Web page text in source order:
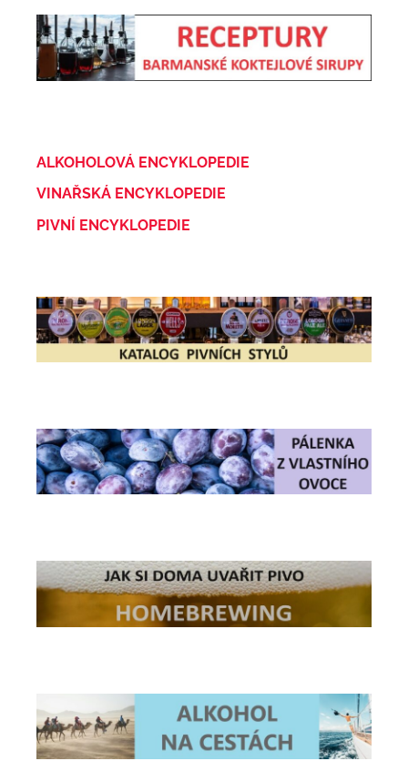
ALKOHOLOVÁ ENCYKLOPEDIE
VINAŘSKÁ ENCYKLOPEDIE
PIVNÍ ENCYKLOPEDIE